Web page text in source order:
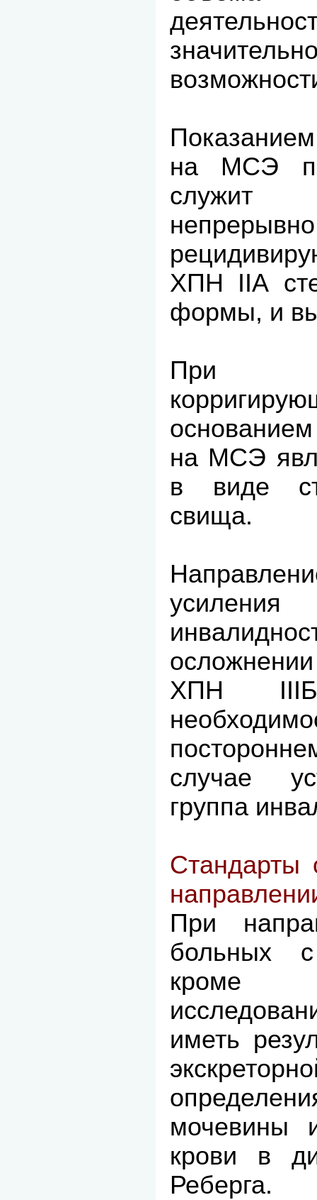
на МСЭ
служит
непрерывно
ХПН IIА
формы, и
При
на МСЭ
в виде
свища.
ХПН
случае
группа
Стандарты
При
больных
кроме
иметь
мочевины
крови в
Реберга.